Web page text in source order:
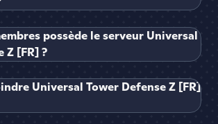
possède le serveur Universal
Z [FR] ?
Universal Tower Defense Z [FR]